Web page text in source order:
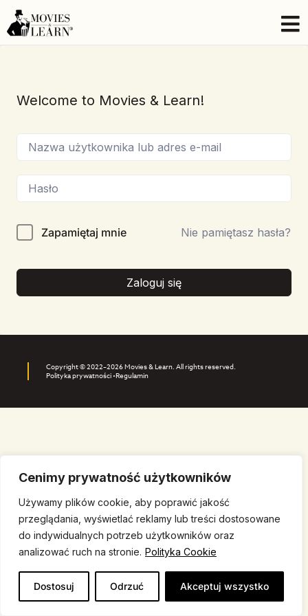
Cenimy prywatność użytkowników
Używamy plików cookie, aby poprawić jakość
przeglądania, wyświetlać reklamy lub treści dostosowane
do indywidualnych potrzeb użytkowników oraz
analizować ruch na stronie. Polityka Cookie
Dostosuj Odrzuć Akceptuj wszystko
Welcome to Movies & Learn!
Zapamiętaj mnie Nie pamiętasz hasła?
Zaloguj się
Copyright © 2022–2026 Movies & Learn. All rights reserved.
Polityka prywatności •Regulamin